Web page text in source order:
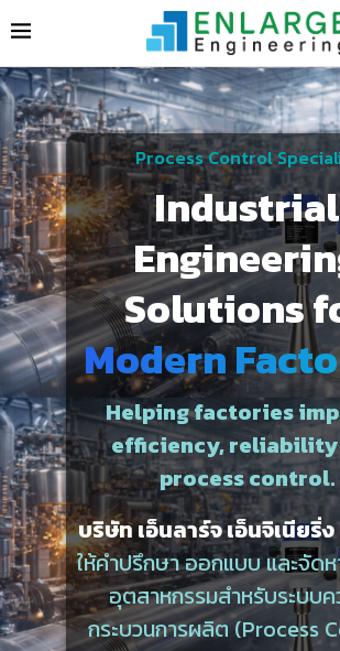
Process Control
Industrial
Solutions
Modern
Helping factories
efficiency, reliability
process control.
บริษัท เอ็นลาร์จ เอ็นจิเนียริ่ง
ให้คำปรึกษา ออกแบบ และจัด
อุตสาหกรรมสำหรับระบบ
กระบวนการผลิต (Process